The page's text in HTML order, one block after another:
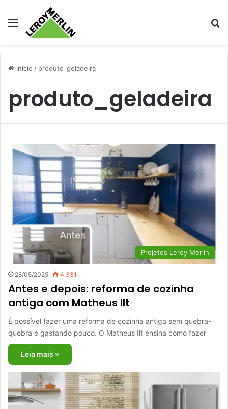
Menu
Início / produto_geladeira
produto_geladeira
Projetos Leroy Merlin
28/05/2025 4.331
Antes e depois: reforma de cozinha
antiga com Matheus Ilt
É possível fazer uma reforma de cozinha antiga sem quebra-
quebra e gastando pouco. O Matheus Ilt ensina como fazer
Leia mais »